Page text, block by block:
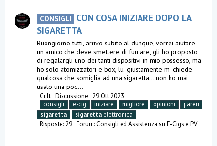
CONSIGLI
CON COSA INIZIARE DOPO LA
SIGARETTA
Buongiorno tutti, arrivo subito al dunque, vorrei aiutare
un amico che deve smettere di fumare, gli ho proposto
di regalargli uno dei tanti dispositivi in mio possesso, ma
ho solo atomizzatori e box, lui giustamente mi chiede
qualcosa che somiglia ad una sigaretta... non ho mai
usato una pod...
Cult Discussione
29 Ott 2023
consigli
e-cig iniziare migliore opinioni
pareri
sigaretta
sigaretta elettronica
Risposte: 29 Forum:Consigli ed Assistenza su E-Cigs e PV